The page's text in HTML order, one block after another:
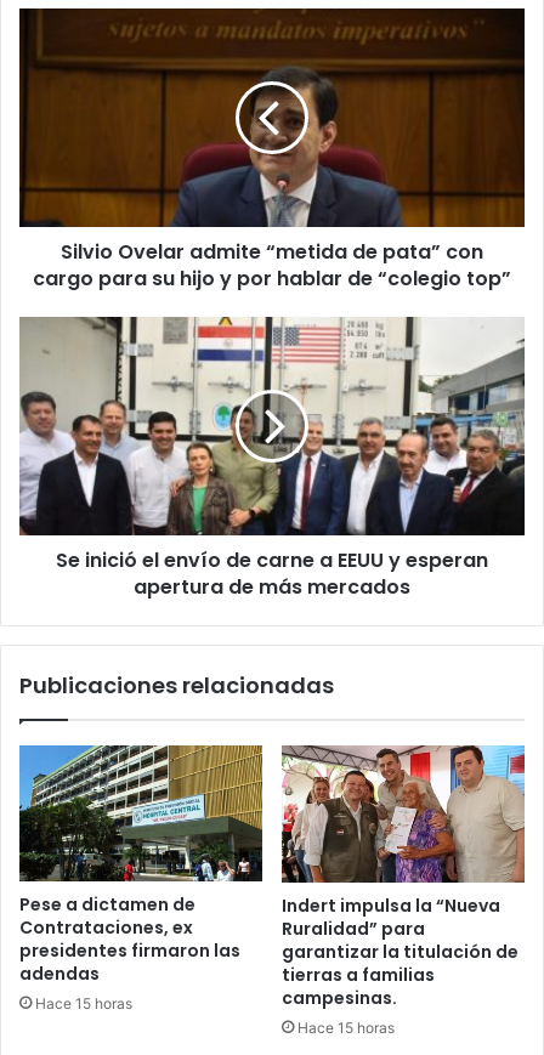
Silvio Ovelar admite “metida de pata” con
cargo para su hijo y por hablar de “colegio top”
Se inició el envío de carne a EEUU y esperan
apertura de más mercados
Publicaciones relacionadas
Pese a dictamen de
Contrataciones, ex
presidentes firmaron las
adendas
Hace 15 horas
Indert impulsa la “Nueva
Ruralidad” para
garantizar la titulación de
tierras a familias
campesinas.
Hace 15 horas